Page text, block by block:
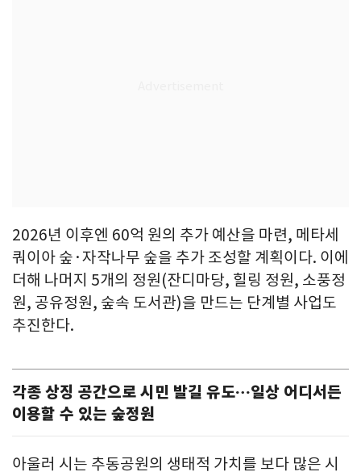
2026년 이후엔 60억 원의 추가 예산을 마련, 메타세
쿼이아 숲·자작나무 숲을 추가 조성할 계획이다. 이에
더해 나머지 5개의 정원(잔디마당, 힐링 정원, 소풍정
원, 공유정원, 숲속 도서관)을 만드는 단계별 사업도
추진한다.
각종 상징 공간으로 시민 발길 유도…일상 어디서든
이용할 수 있는 숲정원
아울러 시는 추동공원의 생태적 가치를 보다 많은 시